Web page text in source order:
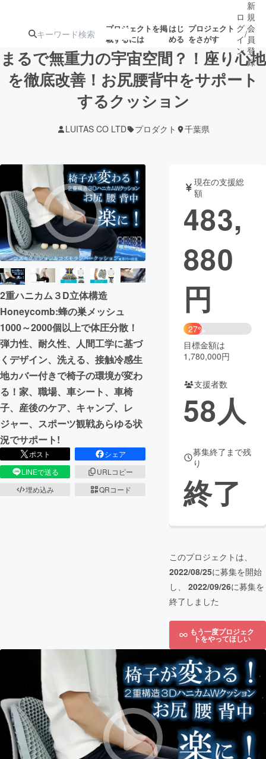
プロジェクトを掲
載するには
はじ
める
プロジェクト
をさがす
注目のリ 注目の新着プロ募集終了が近いプ
テクノロジー・ガジェット
映像・映画 書籍・雑誌
ビジネス・起業 チャレンジ
まちづくり・地域活性化
CAMPFIRE for Social Good
CAMPFIRE Creation
CAMPFIREふるさと納税machi-ya コミュニティ
ロ
グ
イ
ン
/
新
規
会
員
登
録
まるで無重力の宇宙空間？！座り心地
を徹底改善！お尻腰背中をサポート
するクッション
LUITAS CO LTD プロダクト 千葉県
2重ハニカム３D立体構造
Honeycomb:蜂の巣メッシュ
1000～2000個以上で体圧分散！
弾力性、耐久性、人間工学に基づ
くデザイン、洗える、接触冷感生
地カバー付きで椅子の環境が変わ
る！家、職場、車シート、車椅
子、産後のケア、キャンプ、レ
ジャー、スポーツ観戦あらゆる状
況でサポート!
ポスト
シェア
LINEで送る
URLコピー
埋め込み
QRコード
現在の支援総
額
483,
880
円
27%
目標金額は
1,780,000円
支援者数
58人
募集終了まで残
り
終了
このプロジェクトは、
2022/08/25に募集を開始
し、 2022/09/26に募集を
終了しました
もう一度プロジェク
トをやってほしい